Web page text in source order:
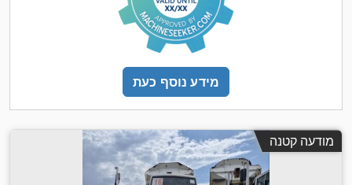
מידע נוסף כעת
מודעה קטנה